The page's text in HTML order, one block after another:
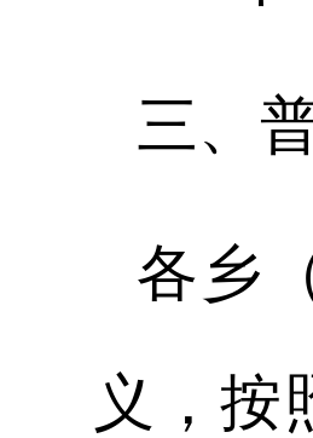
三、
各 乡
义，按